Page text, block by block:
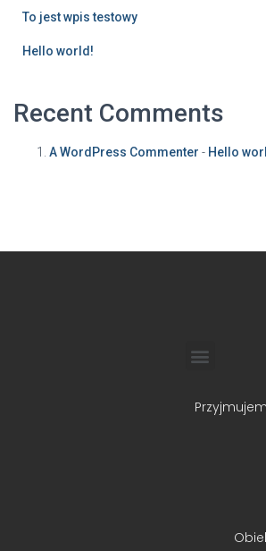
To jest wpis testowy
Hello world!
Recent Comments
A WordPress Commenter - Hello